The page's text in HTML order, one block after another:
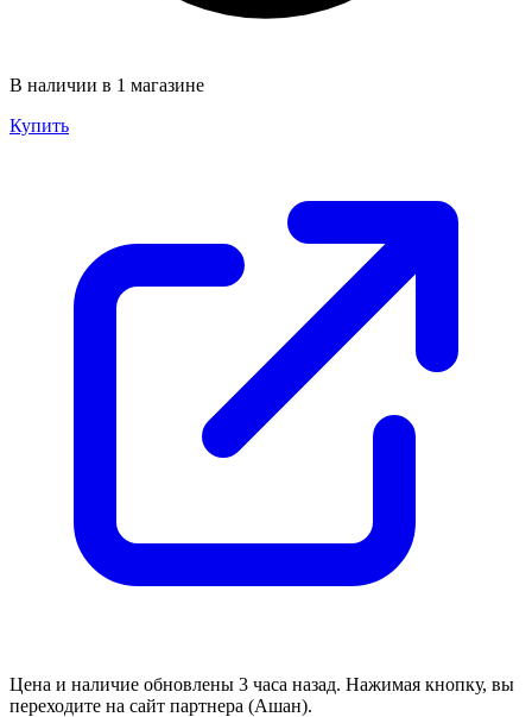
В наличии в 1 магазине
Купить
Цена и наличие обновлены 3 часа назад. Нажимая кнопку, вы
переходите на сайт партнера (Ашан).